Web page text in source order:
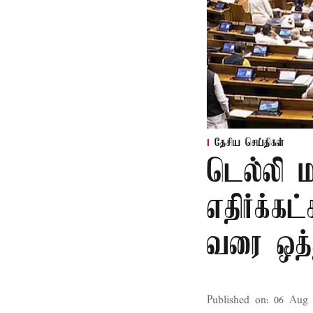
தேசிய செய்திகள்
டெல்லி
வரை
Published on: 06 Aug